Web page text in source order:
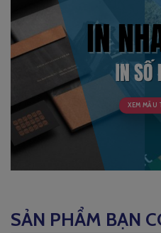
XEM MẪU
SẢN PHẨM BẠN